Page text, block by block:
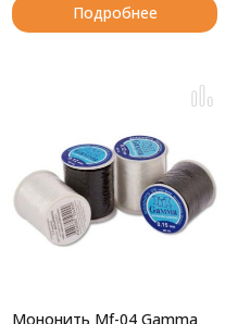
Подробнее
Мононить Mf-04 Gamma